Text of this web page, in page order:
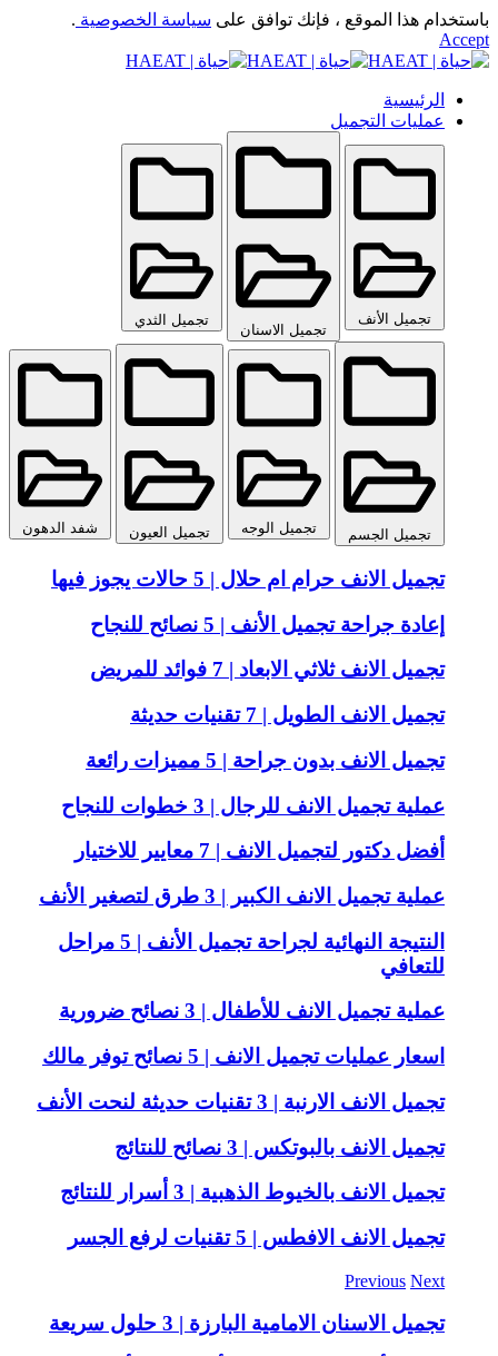
باستخدام هذا الموقع ، فإنك توافق على سياسة الخصوصية .
Accept
الرئيسية
عمليات التجميل
تجميل الأنف
تجميل الاسنان
تجميل الثدي
تجميل الجسم تجميل الوجه تجميل العيون شفد الدهون
تجميل الانف حرام ام حلال | 5 حالات يجوز فيها
إعادة جراحة تجميل الأنف | 5 نصائح للنجاح
تجميل الانف ثلاثي الابعاد | 7 فوائد للمريض
تجميل الانف الطويل | 7 تقنيات حديثة
تجميل الانف بدون جراحة | 5 مميزات رائعة
عملية تجميل الانف للرجال | 3 خطوات للنجاح
أفضل دكتور لتجميل الانف | 7 معايير للاختيار
عملية تجميل الانف الكبير | 3 طرق لتصغير الأنف
النتيجة النهائية لجراحة تجميل الأنف | 5 مراحل
للتعافي
عملية تجميل الانف للأطفال | 3 نصائح ضرورية
اسعار عمليات تجميل الانف | 5 نصائح توفر مالك
تجميل الانف الارنبة | 3 تقنيات حديثة لنحت الأنف
تجميل الانف بالبوتكس | 3 نصائح للنتائج
تجميل الانف بالخيوط الذهبية | 3 أسرار للنتائج
تجميل الانف الافطس | 5 تقنيات لرفع الجسر
Previous Next
تجميل الاسنان الامامية البارزة | 3 حلول سريعة